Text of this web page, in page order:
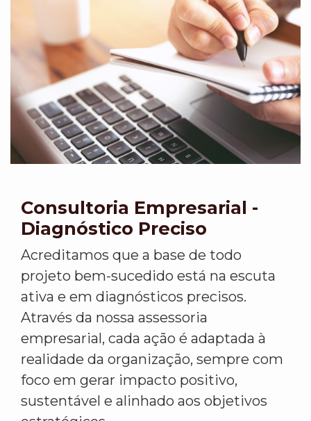
Consultoria Empresarial -
Diagnóstico Preciso
Acreditamos que a base de todo
projeto bem-sucedido está na escuta
ativa e em diagnósticos precisos.
Através da nossa assessoria
empresarial, cada ação é adaptada à
realidade da organização, sempre com
foco em gerar impacto positivo,
sustentável e alinhado aos objetivos